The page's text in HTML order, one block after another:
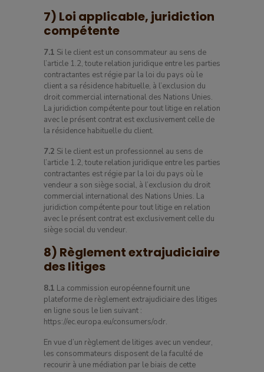
7) Loi applicable, juridiction
compétente
7.1 Si le client est un consommateur au sens de
l’article 1.2, toute relation juridique entre les parties
contractantes est régie par la loi du pays où le
client a sa résidence habituelle, à l’exclusion du
droit commercial international des Nations Unies.
La juridiction compétente pour tout litige en relation
avec le présent contrat est exclusivement celle de
la résidence habituelle du client.
7.2 Si le client est un professionnel au sens de
l’article 1.2, toute relation juridique entre les parties
contractantes est régie par la loi du pays où le
vendeur a son siège social, à l’exclusion du droit
commercial international des Nations Unies. La
juridiction compétente pour tout litige en relation
avec le présent contrat est exclusivement celle du
siège social du vendeur.
8) Règlement extrajudiciaire
des litiges
8.1 La commission européenne fournit une
plateforme de règlement extrajudiciaire des litiges
en ligne sous le lien suivant :
https://ec.europa.eu/consumers/odr.
En vue d’un règlement de litiges avec un vendeur,
les consommateurs disposent de la faculté de
recourir à une médiation par le biais de cette